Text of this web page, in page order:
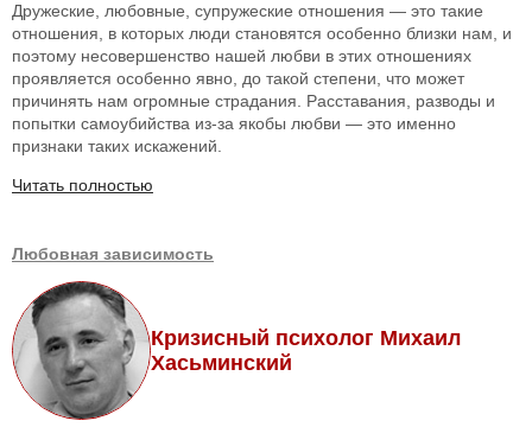
Дружеские, любовные, супружеские отношения — это такие
отношения, в которых люди становятся особенно близки нам, и
поэтому несовершенство нашей любви в этих отношениях
проявляется особенно явно, до такой степени, что может
причинять нам огромные страдания. Расставания, разводы и
попытки самоубийства из-за якобы любви — это именно
признаки таких искажений.
Читать полностью
Любовная зависимость
Кризисный психолог Михаил
Хасьминский